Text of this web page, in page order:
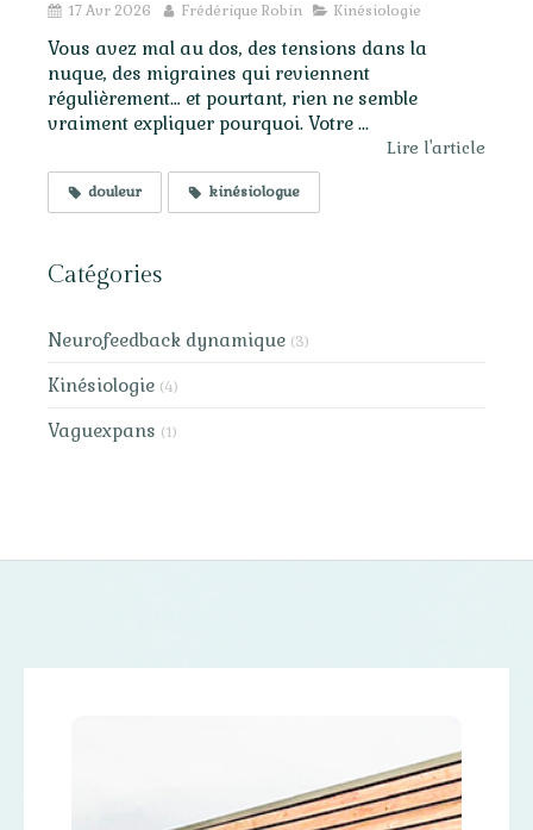
17 Avr 2026 Frédérique Robin Kinésiologie
Vous avez mal au dos, des tensions dans la
nuque, des migraines qui reviennent
régulièrement… et pourtant, rien ne semble
vraiment expliquer pourquoi. Votre ...
Lire l'article
douleur kinésiologue
Catégories
Neurofeedback dynamique (3)
Kinésiologie (4)
Vaguexpans (1)